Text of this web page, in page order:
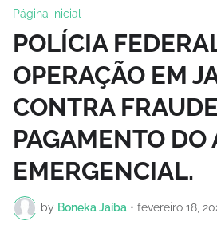
Página inicial
POLÍCIA
OPERAÇÃO EM
CONTRA
PAGAMENTO DO
EMERGENCIAL.
by Boneka Jaíba • fevereiro 18,